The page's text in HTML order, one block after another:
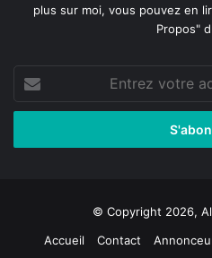
plus sur moi, vous pouvez en
Propos"
Entrez
votre
adresse
© Copyright 2026,
Accueil
Contact